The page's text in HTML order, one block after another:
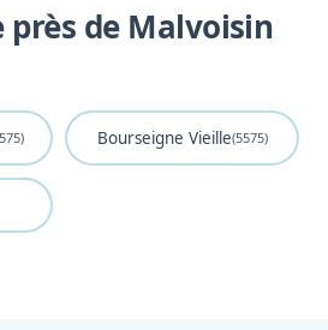
près de Malvoisin
Bourseigne Vieille(5575)